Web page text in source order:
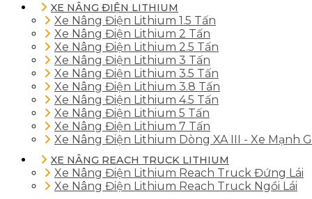
XE NÂNG ĐIỆN LITHIUM
Xe Nâng Điện Lithium 1.5 Tấn
Xe Nâng Điện Lithium 2 Tấn
Xe Nâng Điện Lithium 2.5 Tấn
Xe Nâng Điện Lithium 3 Tấn
Xe Nâng Điện Lithium 3.5 Tấn
Xe Nâng Điện Lithium 3.8 Tấn
Xe Nâng Điện Lithium 4.5 Tấn
Xe Nâng Điện Lithium 5 Tấn
Xe Nâng Điện Lithium 7 Tấn
Xe Nâng Điện Lithium Dòng XA III - Xe Mạnh
XE NÂNG REACH TRUCK LITHIUM
Xe Nâng Điện Lithium Reach Truck Đứng Lái
Xe Nâng Điện Lithium Reach Truck Ngồi Lái